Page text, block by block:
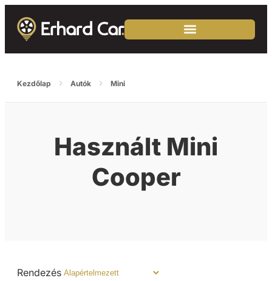
Kezdőlap › Autók › Mini
Használt Mini
Cooper
Rendezés